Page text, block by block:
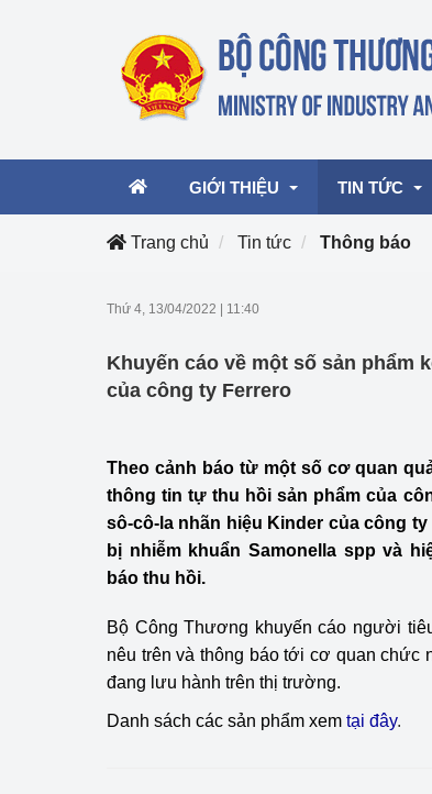
GIỚI THIỆU
Cơ cấu tổ chức
TIN TỨC
mại, Dịch vụ
Hoạt động
Công
Chuyển đổi
Bản tin Thị
Phát triển
Trang chủ Tin tức Thông báo
Thứ 4, 13/04/2022 11:40
Khuyến cáo về một số sản phẩm
của công ty Ferrero
Theo cảnh báo từ một số cơ quan
thông tin tự thu hồi sản phẩm của
sô-cô-la nhãn hiệu Kinder của công
bị nhiễm khuẩn Samonella spp và
báo thu hồi.
Bộ Công Thương khuyến cáo người
nêu trên và thông báo tới cơ quan chức
đang lưu hành trên thị trường.
Danh sách các sản phẩm xem tại đây.